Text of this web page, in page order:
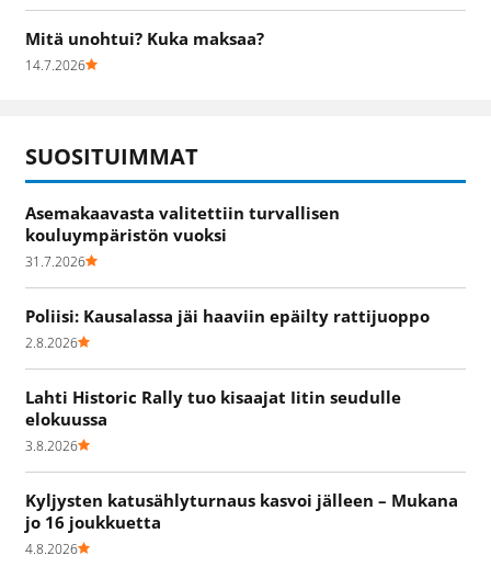
Mitä unohtui? Kuka maksaa?
14.7.2026
SUOSITUIMMAT
Asemakaavasta valitettiin turvallisen
kouluympäristön vuoksi
31.7.2026
Poliisi: Kausalassa jäi haaviin epäilty rattijuoppo
2.8.2026
Lahti Historic Rally tuo kisaajat Iitin seudulle
elokuussa
3.8.2026
Kyljysten katusählyturnaus kasvoi jälleen – Mukana
jo 16 joukkuetta
4.8.2026